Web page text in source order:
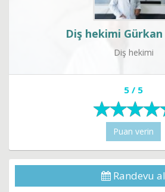
Diş hekimi
Diş hekimi
5 / 5
Puan verin
Randevu al